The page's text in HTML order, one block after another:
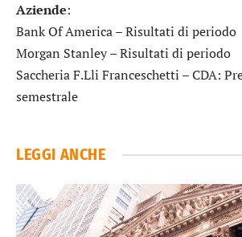
Aziende:
Bank Of America– Risultati di periodo
Morgan Stanley– Risultati di periodo
Saccheria F.Lli Franceschetti – CDA:
semestrale
LEGGI ANCHE